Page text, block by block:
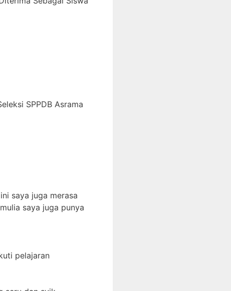
SPPDB Asrama
saya juga merasa
saya juga punya
pelajaran